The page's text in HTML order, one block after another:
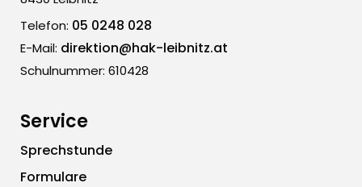
Telefon: 05 0248 028
E-Mail: direktion@hak-leibnitz.at
Schulnummer: 610428
Service
Sprechstunde
Formulare